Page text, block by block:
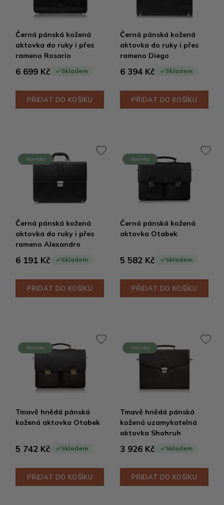
Černá pánská kožená
aktovka do ruky i přes
rameno Rosario
6 699 Kč Skladem
PŘIDAT DO KOŠÍKU
Černá pánská kožená
aktovka do ruky i přes
rameno Diego
6 394 Kč Skladem
PŘIDAT DO KOŠÍKU
Novinka
Černá pánská kožená
aktovka do ruky i přes
rameno Alexandro
6 191 Kč Skladem
PŘIDAT DO KOŠÍKU
Novinka
Černá pánská kožená
aktovka Otabek
5 582 Kč Skladem
PŘIDAT DO KOŠÍKU
Novinka
Tmavě hnědá pánská
kožená aktovka Otabek
5 742 Kč Skladem
PŘIDAT DO KOŠÍKU
Novinka
Tmavě hnědá pánská
kožená uzamykatelná
aktovka Shohruh
3 926 Kč Skladem
PŘIDAT DO KOŠÍKU